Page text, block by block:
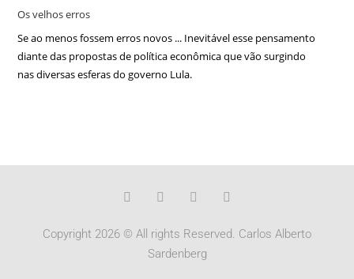
Os velhos erros
Se ao menos fossem erros novos ... Inevitável esse pensamento
diante das propostas de política econômica que vão surgindo
nas diversas esferas do governo Lula.
Copyright 2026 © All rights Reserved. Carlos Alberto
Sardenberg